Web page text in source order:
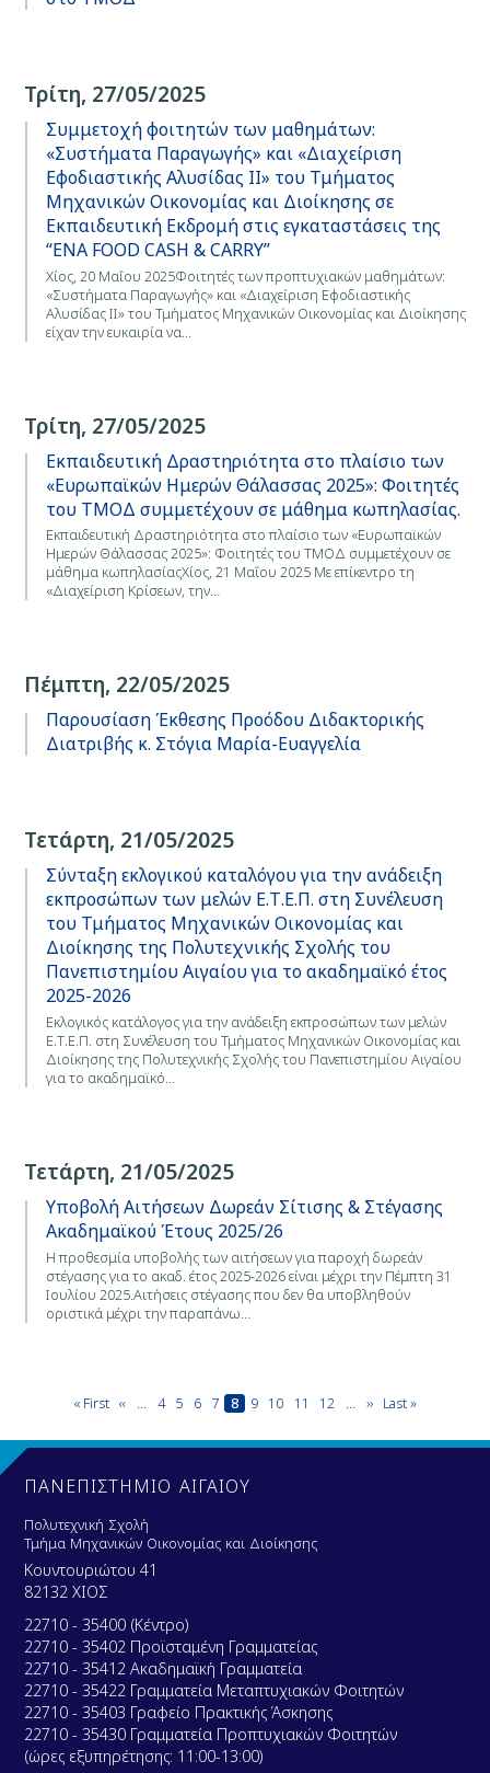
Τρίτη, 27/05/2025
Συμμετοχή φοιτητών των μαθημάτων:
«Συστήματα Παραγωγής» και «Διαχείριση
Εφοδιαστικής Αλυσίδας ΙΙ» του Τμήματος
Μηχανικών Οικονομίας και Διοίκησης σε
Εκπαιδευτική Εκδρομή στις εγκαταστάσεις της
“ΕΝΑ FOOD CASH & CARRY”
Χίος, 20 Μαΐου 2025Φοιτητές των προπτυχιακών μαθημάτων:
«Συστήματα Παραγωγής» και «Διαχείριση Εφοδιαστικής
Αλυσίδας ΙΙ» του Τμήματος Μηχανικών Οικονομίας και Διοίκησης
είχαν την ευκαιρία να…
Τρίτη, 27/05/2025
Εκπαιδευτική Δραστηριότητα στο πλαίσιο των
«Ευρωπαϊκών Ημερών Θάλασσας 2025»: Φοιτητές
του ΤΜΟΔ συμμετέχουν σε μάθημα κωπηλασίας.
Εκπαιδευτική Δραστηριότητα στο πλαίσιο των «Ευρωπαϊκών
Ημερών Θάλασσας 2025»: Φοιτητές του ΤΜΟΔ συμμετέχουν σε
μάθημα κωπηλασίαςΧίος, 21 Μαΐου 2025 Με επίκεντρο τη
«Διαχείριση Κρίσεων, την…
Πέμπτη, 22/05/2025
Παρουσίαση Έκθεσης Προόδου Διδακτορικής
Διατριβής κ. Στόγια Μαρία-Ευαγγελία
Τετάρτη, 21/05/2025
Σύνταξη εκλογικού καταλόγου για την ανάδειξη
εκπροσώπων των μελών Ε.Τ.Ε.Π. στη Συνέλευση
του Τμήματος Μηχανικών Οικονομίας και
Διοίκησης της Πολυτεχνικής Σχολής του
Πανεπιστημίου Αιγαίου για το ακαδημαϊκό έτος
2025-2026
Εκλογικός κατάλογος για την ανάδειξη εκπροσώπων των μελών
Ε.Τ.Ε.Π. στη Συνέλευση του Τμήματος Μηχανικών Οικονομίας και
Διοίκησης της Πολυτεχνικής Σχολής του Πανεπιστημίου Αιγαίου
για το ακαδημαϊκό…
Τετάρτη, 21/05/2025
Υποβολή Αιτήσεων Δωρεάν Σίτισης & Στέγασης
Ακαδημαϊκού Έτους 2025/26
Η προθεσμία υποβολής των αιτήσεων για παροχή δωρεάν
στέγασης για το ακαδ. έτος 2025-2026 είναι μέχρι την Πέμπτη 31
Ιουλίου 2025.Αιτήσεις στέγασης που δεν θα υποβληθούν
οριστικά μέχρι την παραπάνω…
Σελιδοποίηση
First
« First Προηγούμενη
‹‹ … Page
4 Page
5 Page
6 Page
7
Τρέχουσα
σελίδα
8 Page
9 Page
10 Page
11 Page
12 … Next
›› Last
Last »
ΠΑΝΕΠΙΣΤΗΜΙΟ ΑΙΓΑΙΟΥ
Πολυτεχνική Σχολή
Τμήμα Μηχανικών Οικονομίας και Διοίκησης
Κουντουριώτου 41
82132 ΧΙΟΣ
22710 - 35400 (Κέντρο)
22710 - 35402 Προϊσταμένη Γραμματείας
22710 - 35412 Ακαδημαϊκή Γραμματεία
22710 - 35422 Γραμματεία Μεταπτυχιακών Φοιτητών
22710 - 35403 Γραφείο Πρακτικής Άσκησης
22710 - 35430 Γραμματεία Προπτυχιακών Φοιτητών
(ώρες εξυπηρέτησης: 11:00-13:00)